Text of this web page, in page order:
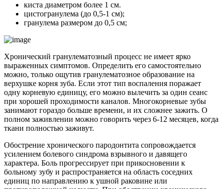
киста диаметром более 1 см.
цистогранулема (до 0,5-1 см);
гранулема размером до 0,5 см;
Хронический гранулематозный процесс не имеет ярко
выраженных симптомов. Определить его самостоятельно
можно, только ощутив гранулематозное образование на
верхушке корня зуба. Если этот тип воспаления поражает
одну корневую единицу, его можно вылечить за один сеанс
при хорошей проходимости каналов. Многокорневые зубы
занимают гораздо больше времени, и их сложнее зажить. О
полном заживлении можно говорить через 6-12 месяцев, когда
ткани полностью заживут.
Обострение хронического пародонтита сопровождается
усилением болевого синдрома взрывного и давящего
характера. Боль прогрессирует при прикосновении к
больному зубу и распространяется на область соседних
единиц по направлению к ушной раковине или